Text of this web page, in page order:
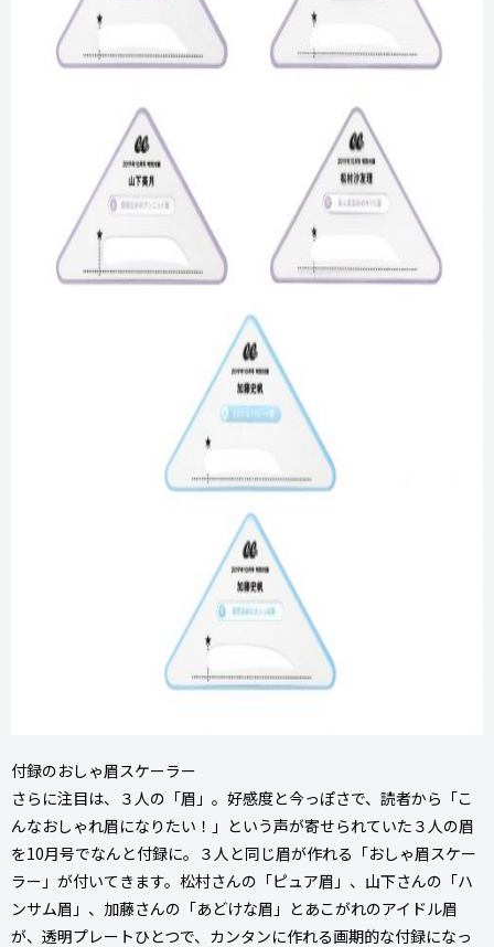
付録のおしゃ眉スケーラー
さらに注目は、３人の「眉」。好感度と今っぽさで、読者から「こ
んなおしゃれ眉になりたい！」という声が寄せられていた３人の眉
を10月号でなんと付録に。３人と同じ眉が作れる「おしゃ眉スケー
ラー」が付いてきます。松村さんの「ピュア眉」、山下さんの「ハ
ンサム眉」、加藤さんの「あどけな眉」とあこがれのアイドル眉
が、透明プレートひとつで、カンタンに作れる画期的な付録になっ